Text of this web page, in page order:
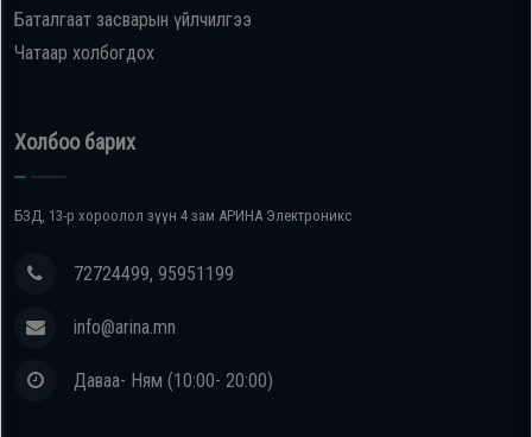
Баталгаат засварын үйлчилгээ
Чатаар холбогдох
Холбоо барих
БЗД, 13-р хороолол зүүн 4 зам АРИНА Электроникс
72724499, 95951199
info@arina.mn
Даваа- Ням (10:00- 20:00)